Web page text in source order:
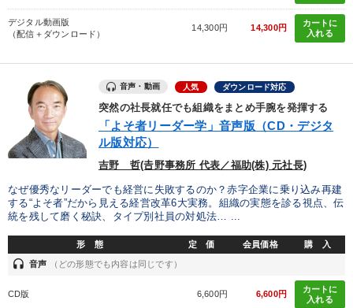
製造業 卸売・小売・飲食業 建設・不動産業
IT・サービス・金融業 コンサルタント 専門家
投資 営業 多様性・ダイバーシティ
聞き手・作間信司
※「更新」を押すと「テーマ」「キーワード」を更新いただけます。
デジタル動画版
（配信＋ダウンロード）
14,300円 14,300円
カートに
入れる
音声・動画 人気 ダウンロード対応
突然の社長就任でも組織をまとめ手腕を発揮する
「よそ者リーダー学」音声版（CD・デジタ
ル版対応）
吉野 哲(𠮷野事務所 代表／福助(株) 元社長)
なぜ優秀なリーダーでも経営に失敗するのか？赤字企業に乗り込み再建
する“よそ者”だから見える経営改革6大実務。組織の実態を診る視点、伝
統を残して磨く秘訣、タイプ別社員の対処法… ...
形 態 定 価 会員価格 購 入
headset 音声 （どの形態でも内容は同じです）
CD版 6,600円 6,600円
カートに
入れる